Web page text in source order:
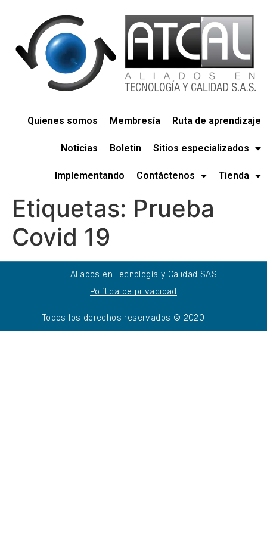
Quienes somos Membresía Ruta de aprendizaje
Noticias Boletin Sitios especializados
Implementando Contáctenos Tienda
Etiquetas: Prueba
Covid 19
Aliados en Tecnología y Calidad SAS
Política de privacidad
Todos los derechos reservados © 2020